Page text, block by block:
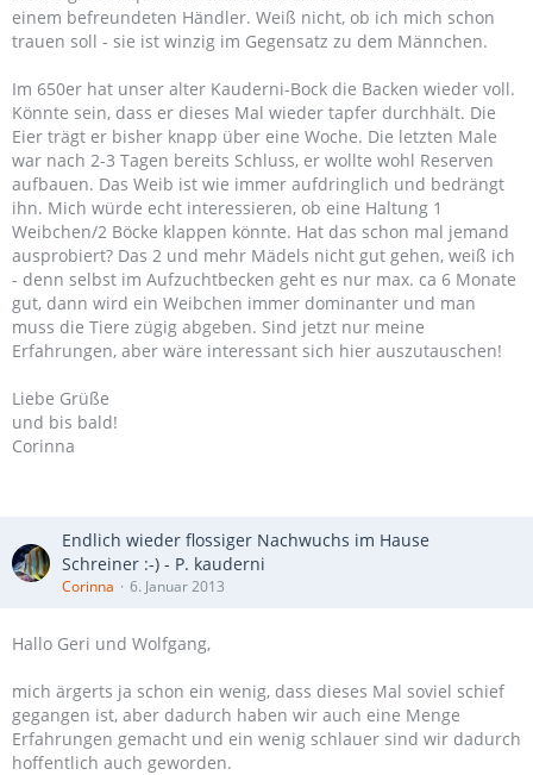
einem befreundeten Händler. Weiß nicht, ob ich mich schon
trauen soll - sie ist winzig im Gegensatz zu dem Männchen.
Im 650er hat unser alter Kauderni-Bock die Backen wieder voll.
Könnte sein, dass er dieses Mal wieder tapfer durchhält. Die
Eier trägt er bisher knapp über eine Woche. Die letzten Male
war nach 2-3 Tagen bereits Schluss, er wollte wohl Reserven
aufbauen. Das Weib ist wie immer aufdringlich und bedrängt
ihn. Mich würde echt interessieren, ob eine Haltung 1
Weibchen/2 Böcke klappen könnte. Hat das schon mal jemand
ausprobiert? Das 2 und mehr Mädels nicht gut gehen, weiß ich
- denn selbst im Aufzuchtbecken geht es nur max. ca 6 Monate
gut, dann wird ein Weibchen immer dominanter und man
muss die Tiere zügig abgeben. Sind jetzt nur meine
Erfahrungen, aber wäre interessant sich hier auszutauschen!
Liebe Grüße
und bis bald!
Corinna
Endlich wieder flossiger Nachwuchs im Hause
Schreiner :-) - P. kauderni
Corinna 6. Januar 2013
Hallo Geri und Wolfgang,
mich ärgerts ja schon ein wenig, dass dieses Mal soviel schief
gegangen ist, aber dadurch haben wir auch eine Menge
Erfahrungen gemacht und ein wenig schlauer sind wir dadurch
hoffentlich auch geworden.